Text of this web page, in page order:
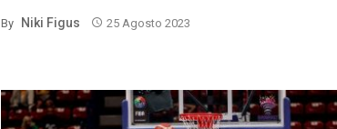
By Niki Figus 25 Agosto 2023